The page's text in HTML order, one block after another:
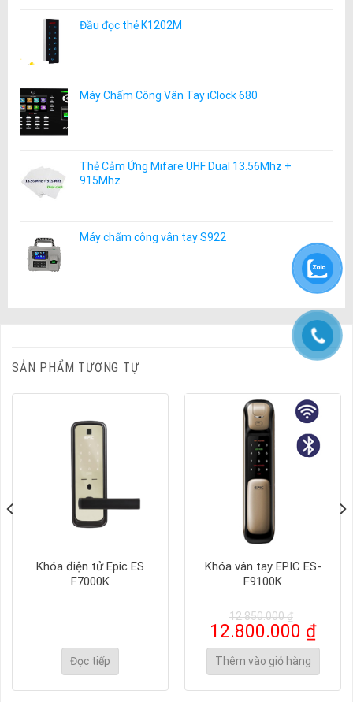
Đầu đọc thẻ K1202M
Máy Chấm Công Vân Tay iClock 680
Thẻ Cảm Ứng Mifare UHF Dual 13.56Mhz +
915Mhz
Máy chấm công vân tay S922
SẢN PHẨM TƯƠNG TỰ
Khóa điện tử Epic ES
F7000K
Đọc tiếp
Khóa vân tay EPIC ES-
F9100K
12.850.000₫
Giá
gốc
là:
12.850.000 ₫.
12.800.000 ₫Giá
hiện
Thêm vào giỏ hàng